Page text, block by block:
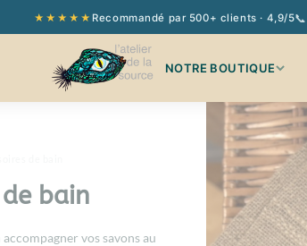
★★★★★ Recommandé par 500+ clients · 4,9/5📞
NOTRE BOUTIQUE
bain
vos savons au